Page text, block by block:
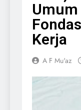
Umum
Kerja
A F Mu'az